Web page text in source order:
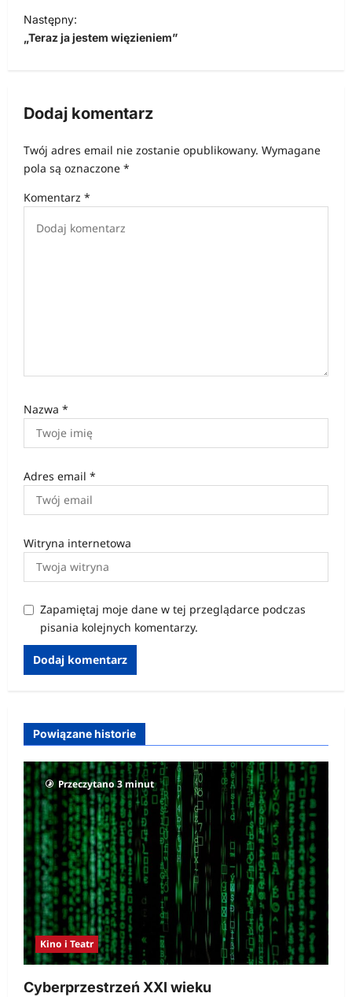
w
c
a
w
p
Następny:
„Teraz ja jestem więzieniem”
Dodaj komentarz
Twój adres email nie zostanie opublikowany. Wymagane
pola są oznaczone *
Komentarz *
Nazwa *
Adres email *
Witryna internetowa
Zapamiętaj moje dane w tej przeglądarce podczas
pisania kolejnych komentarzy.
Powiązane historie
Przeczytano 3 minut
Kino i Teatr
Cyberprzestrzeń XXI wieku